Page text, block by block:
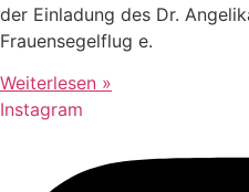
der Einladung des Dr.
Frauensegelflug e.
Weiterlesen »
Instagram